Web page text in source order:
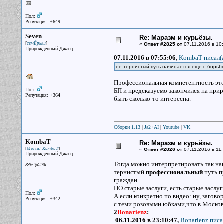
Пол:
Репутация: +649
Seven
[семЁрыш]
Прирожденный Джаец
Пол:
Репутация: +364
Re: Маразм и курьёзы.
« Ответ #2825 от07.11.2016 в
07.11.2016 в 07:55:06, KombaT
ее тернистый путь начинается еще с
Профессиональная компетентность
БП и предсказуемо закончился на
быть сколько-то интересна.
Сборки 1.13| Ja2+AI| Youtube| VK
KombaT
[Mortal-КамбаТ]
Прирожденный Джаец
&%!@#%
Пол:
Репутация: +342
Re: Маразм и курьёзы.
« Ответ #2826 от07.11.2016 в
Тогда можно интерпретировать так
тернистый профессиональныйпуть
граждан..
НО старые заслуги, есть старые
А если конкретно по видео: ну,
с теми розовыми юбками,что в
2Bonarienz:
06.11.2016 в 23:10:47, Bonarienz